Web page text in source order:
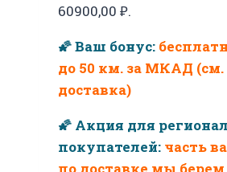
60900,00 ₽.
🌠 Ваш бонус:
до 50 км. за МКАД
доставка)
🌠 Акция для
покупателей: часть